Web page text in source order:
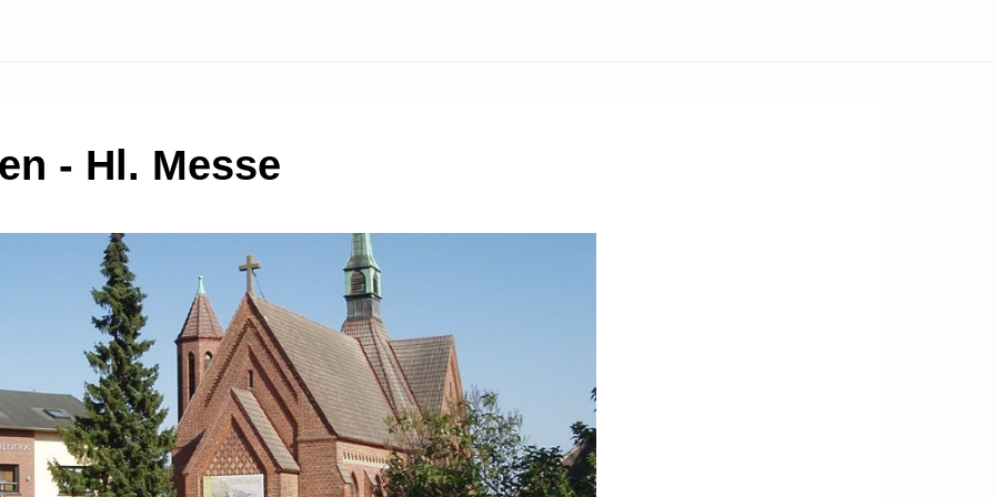
- Hl. Messe